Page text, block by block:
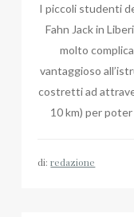
I piccoli studenti
Fahn Jack in
molto
vantaggioso
costretti ad
10 km) per
di:redazione